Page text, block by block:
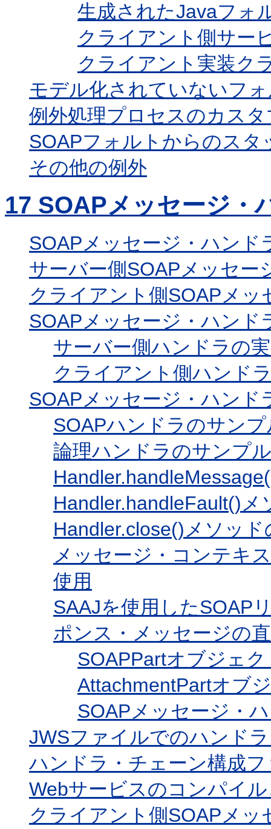
生成されたJavaフォ
クライアント側サー
クライアント実装ク
モデル化されていないフ
例外処理プロセスのカス
SOAPフォルトからのスタ
その他の例外
17 SOAPメッセージ・
SOAPメッセージ・ハンド
サーバー側SOAPメッセー
クライアント側SOAPメ
SOAPメッセージ・ハン
サーバー側ハンドラの
クライアント側ハンド
SOAPメッセージ・ハンド
SOAPハンドラのサンプ
論理ハンドラのサンプル
Handler.handleFault()メ
Handler.close()メソッド
メッセージ・コンテキ
使用
SAAJを使用したSOAP
ポンス・メッセージの
SOAPPartオブジェク
AttachmentPartオブ
SOAPメッセージ・
JWSファイルでのハンド
ハンドラ・チェーン構成
Webサービスのコンパイ
クライアント側SOAPメ